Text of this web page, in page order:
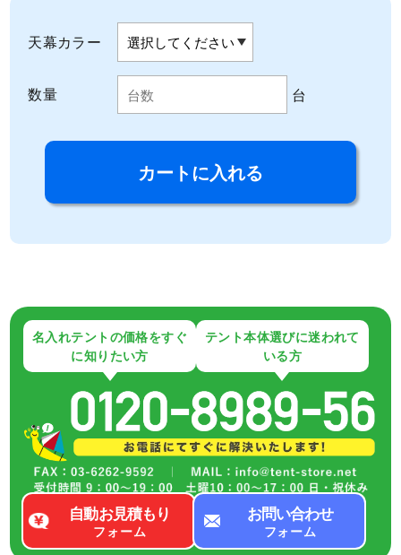
天幕カラー
数量 台
名入れテントの価格をすぐ
に知りたい方
テント本体選びに迷われて
いる方
自動お見積もり
フォーム
お問い合わせ
フォーム